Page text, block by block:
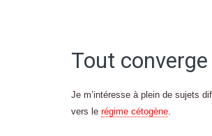
Tout converge
Je m’intéresse à plein de sujets
vers le régime cétogène.